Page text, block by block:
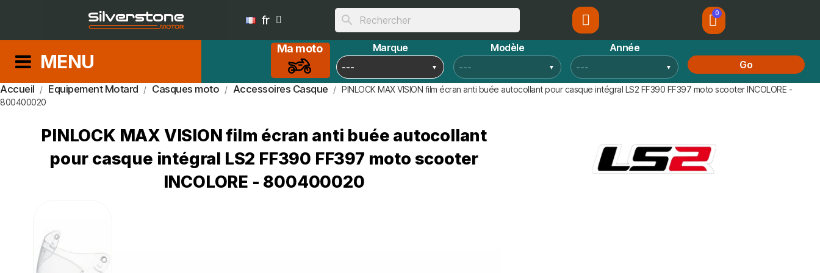
fr search
MENU
Ma moto Marque Modèle
Année
Go
Accueil Equipement Motard Casques moto Accessoires Casque
PINLOCK MAX VISION film écran anti buée autocollant pour casque intégral LS2 FF390 FF397 moto scooter INCOLORE -
800400020
PINLOCK MAX VISION film écran anti buée autocollant
pour casque intégral LS2 FF390 FF397 moto scooter
INCOLORE - 800400020